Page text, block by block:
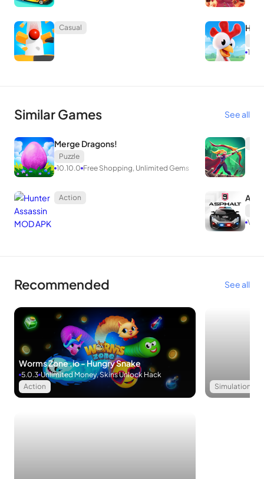
Casual Hay
Similar Games See all
Merge Dragons!
Puzzle
10.10.0 Free Shopping, Unlimited Gems
Action
Recommended See all
Worms Zone .io - Hungry Snake
Action
5.0.3 Unlimited Money, Skins Unlock Hack
Simulation